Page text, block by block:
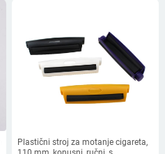
Plastični stroj za motanje cigareta,